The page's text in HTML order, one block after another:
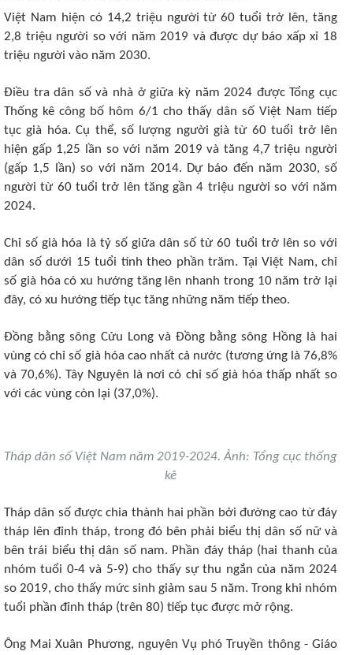
Việt Nam hiện có 14,2 triệu người từ 60 tuổi trở lên, tăng
2,8 triệu người so với năm 2019 và được dự báo xấp xỉ 18
triệu người vào năm 2030.
Điều tra dân số và nhà ở giữa kỳ năm 2024 được Tổng cục
Thống kê công bố hôm 6/1 cho thấy dân số Việt Nam tiếp
tục già hóa. Cụ thể, số lượng người già từ 60 tuổi trở lên
hiện gấp 1,25 lần so với năm 2019 và tăng 4,7 triệu người
(gấp 1,5 lần) so với năm 2014. Dự báo đến năm 2030, số
người từ 60 tuổi trở lên tăng gần 4 triệu người so với năm
2024.
Chỉ số già hóa là tỷ số giữa dân số từ 60 tuổi trở lên so với
dân số dưới 15 tuổi tính theo phần trăm. Tại Việt Nam, chỉ
số già hóa có xu hướng tăng lên nhanh trong 10 năm trở lại
đây, có xu hướng tiếp tục tăng những năm tiếp theo.
Đồng bằng sông Cửu Long và Đồng bằng sông Hồng là hai
vùng có chỉ số già hóa cao nhất cả nước (tương ứng là 76,8%
và 70,6%). Tây Nguyên là nơi có chỉ số già hóa thấp nhất so
với các vùng còn lại (37,0%).
Tháp dân số Việt Nam năm 2019-2024. Ảnh: Tổng cục thống
kê
Tháp dân số được chia thành hai phần bởi đường cao từ đáy
tháp lên đỉnh tháp, trong đó bên phải biểu thị dân số nữ và
bên trái biểu thị dân số nam. Phần đáy tháp (hai thanh của
nhóm tuổi 0-4 và 5-9) cho thấy sự thu ngắn của năm 2024
so 2019, cho thấy mức sinh giảm sau 5 năm. Trong khi nhóm
tuổi phần đỉnh tháp (trên 80) tiếp tục được mở rộng.
Ông Mai Xuân Phương, nguyên Vụ phó Truyền thông - Giáo